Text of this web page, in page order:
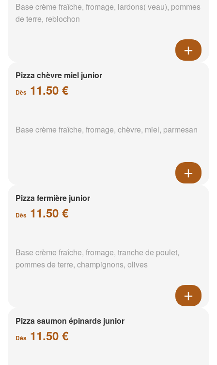
Base crème fraîche, fromage, lardons( veau), pommes
de terre, reblochon
Pizza chèvre miel junior
Dès 11.50 €
Base crème fraîche, fromage, chèvre, miel, parmesan
Pizza fermière junior
Dès 11.50 €
Base crème fraîche, fromage, tranche de poulet,
pommes de terre, champignons, olives
Pizza saumon épinards junior
Dès 11.50 €